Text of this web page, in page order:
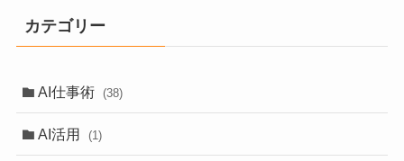
カテゴリー
AI仕事術 (38)
AI活用 (1)